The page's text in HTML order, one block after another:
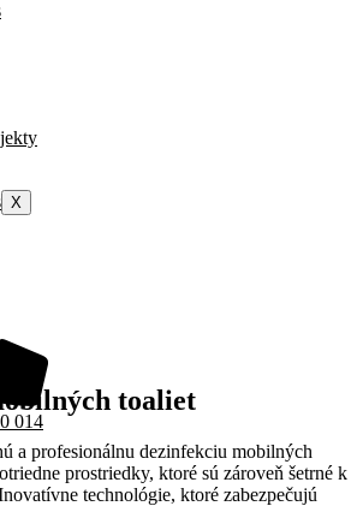
X
014
toaliet
a profesionálnu dezinfekciu mobilných
prostriedky, ktoré sú zároveň šetrné k
technológie, ktoré zabezpečujú